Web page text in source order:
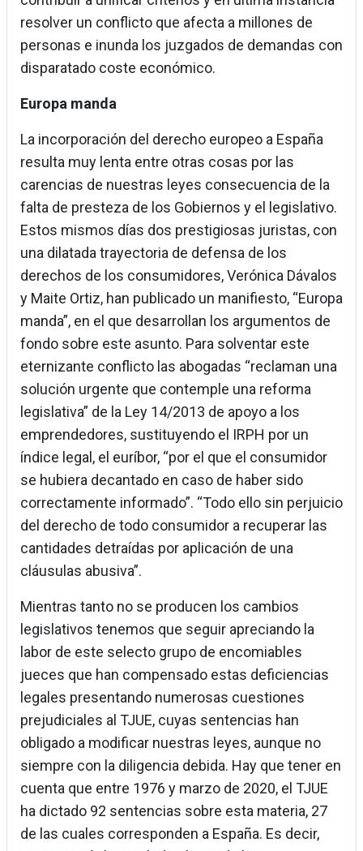
resolver un conflicto que afecta a millones de
personas e inunda los juzgados de demandas con
disparatado coste económico.
Europa manda
La incorporación del derecho europeo a España
resulta muy lenta entre otras cosas por las
carencias de nuestras leyes consecuencia de la
falta de presteza de los Gobiernos y el legislativo.
Estos mismos días dos prestigiosas juristas, con
una dilatada trayectoria de defensa de los
derechos de los consumidores, Verónica Dávalos
y Maite Ortiz, han publicado un manifiesto, “Europa
manda”, en el que desarrollan los argumentos de
fondo sobre este asunto. Para solventar este
eternizante conflicto las abogadas “reclaman una
solución urgente que contemple una reforma
legislativa” de la Ley 14/2013 de apoyo a los
emprendedores, sustituyendo el IRPH por un
índice legal, el euríbor, “por el que el consumidor
se hubiera decantado en caso de haber sido
correctamente informado”. “Todo ello sin perjuicio
del derecho de todo consumidor a recuperar las
cantidades detraídas por aplicación de una
cláusulas abusiva”.
Mientras tanto no se producen los cambios
legislativos tenemos que seguir apreciando la
labor de este selecto grupo de encomiables
jueces que han compensado estas deficiencias
legales presentando numerosas cuestiones
prejudiciales al TJUE, cuyas sentencias han
obligado a modificar nuestras leyes, aunque no
siempre con la diligencia debida. Hay que tener en
cuenta que entre 1976 y marzo de 2020, el TJUE
ha dictado 92 sentencias sobre esta materia, 27
de las cuales corresponden a España. Es decir,